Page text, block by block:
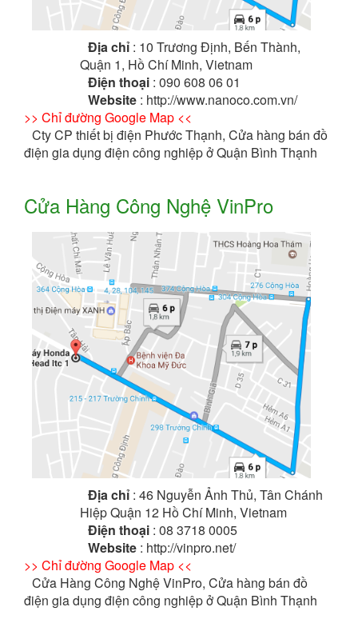
Địa chỉ : 10 Trương Định, Bến Thành,
Quận 1, Hồ Chí Minh, Vietnam
Điện thoại : 090 608 06 01
Website : http://www.nanoco.com.vn/
>> Chỉ đường Google Map <<
Cty CP thiết bị điện Phước Thạnh, Cửa hàng bán đồ
điện gia dụng điện công nghiệp ở Quận Bình Thạnh
Cửa Hàng Công Nghệ VinPro
Địa chỉ : 46 Nguyễn Ảnh Thủ, Tân Chánh
Hiệp Quận 12 Hồ Chí Minh, Vietnam
Điện thoại : 08 3718 0005
Website : http://vinpro.net/
>> Chỉ đường Google Map <<
Cửa Hàng Công Nghệ VinPro, Cửa hàng bán đồ
điện gia dụng điện công nghiệp ở Quận Bình Thạnh